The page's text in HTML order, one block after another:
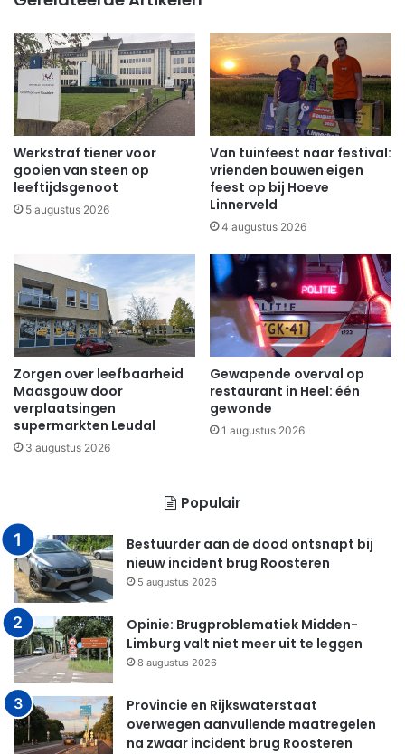
Werkstraf tiener voor
gooien van steen op
leeftijdsgenoot
5 augustus 2026
Van tuinfeest naar festival:
vrienden bouwen eigen
feest op bij Hoeve
Linnerveld
4 augustus 2026
Zorgen over leefbaarheid
Maasgouw door
verplaatsingen
supermarkten Leudal
3 augustus 2026
Gewapende overval op
restaurant in Heel: één
gewonde
1 augustus 2026
Populair
Bestuurder aan de dood ontsnapt bij
nieuw incident brug Roosteren
5 augustus 2026
Opinie: Brugproblematiek Midden-
Limburg valt niet meer uit te leggen
8 augustus 2026
Provincie en Rijkswaterstaat
overwegen aanvullende maatregelen
na zwaar incident brug Roosteren